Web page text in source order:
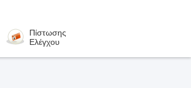
Πίστωσης
Ελέγχου